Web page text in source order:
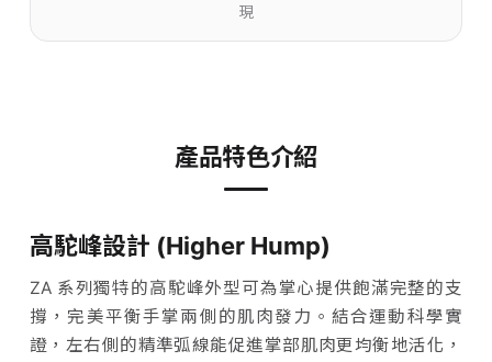
現
產品特色介紹
高駝峰設計 (Higher Hump)
ZA 系列獨特的高駝峰外型可為掌心提供飽滿完整的支
撐，完美平衡手掌兩側的肌肉發力。結合運動科學實
證，左右側的精準弧線能促進掌部肌肉更均衡地活化，